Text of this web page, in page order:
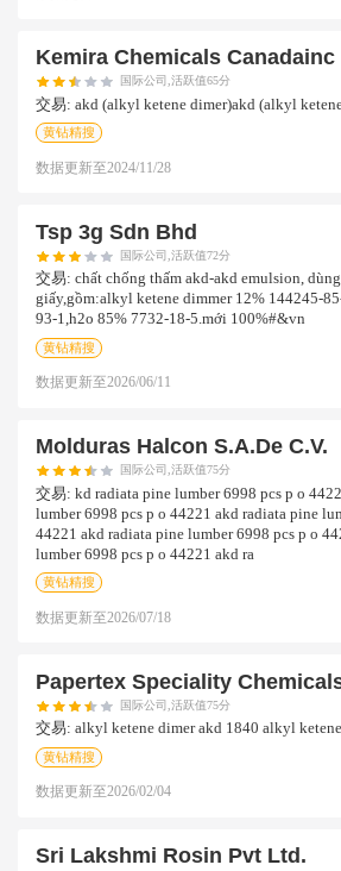
Kemira Chemicals Canadainc
国际公司,活跃值65分
交易: akd (alkyl ketene dimer)akd (alkyl
黄钻精搜
数据更新至2024/11/28
Tsp 3g Sdn Bhd
国际公司,活跃值72分
交易: chất chống thấm akd-akd emulsion,
giấy,gồm:alkyl ketene dimmer 12% 144245-
93-1,h2o 85% 7732-18-5.mới 100%#&vn
黄钻精搜
数据更新至2026/06/11
Molduras Halcon S.a.de C.v.
国际公司,活跃值75分
交易: kd radiata pine lumber 6998 pcs p o
lumber 6998 pcs p o 44221 akd radiata pine
44221 akd radiata pine lumber 6998 pcs p o
lumber 6998 pcs p o 44221 akd ra
黄钻精搜
数据更新至2026/07/18
Papertex Speciality
国际公司,活跃值75分
交易: alkyl ketene dimer akd 1840 alkyl
黄钻精搜
数据更新至2026/02/04
Sri Lakshmi Rosin Pvt Ltd.